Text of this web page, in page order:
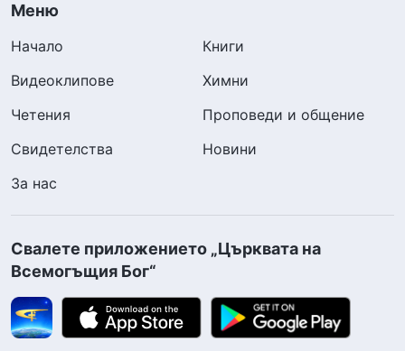
Меню
Начало
Книги
Видеоклипове
Химни
Четения
Проповеди и общение
Свидетелства
Новини
За нас
Свалете приложението „Църквата на
Всемогъщия Бог“